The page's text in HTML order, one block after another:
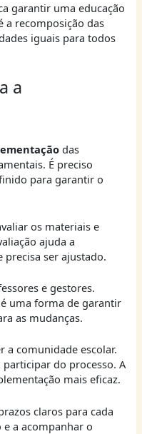
garantir uma educação
a recomposição das
iguais para todos
a
das
É preciso
para garantir o
os materiais e
ajuda a
ser ajustado.
e gestores.
uma forma de garantir
as mudanças.
a comunidade escolar.
participar do processo. A
mais eficaz.
claros para cada
a acompanhar o